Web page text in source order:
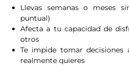
Llevas semanas o meses
puntual)
Afecta a tu capacidad de
otros
Te impide tomar decisiones
realmente quieres